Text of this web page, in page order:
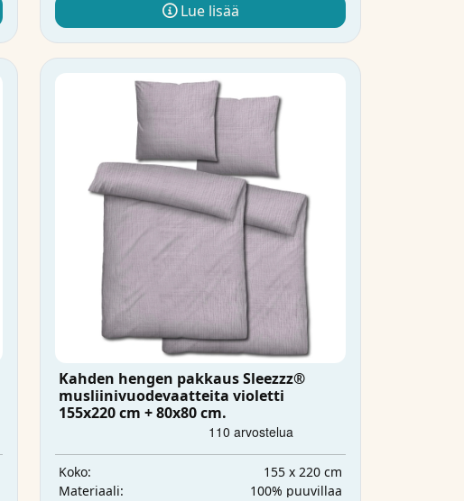
Lue lisää
Kahden hengen pakkaus Sleezzz®
musliinivuodevaatteita violetti
155x220 cm + 80x80 cm.
Koko:
155 x 220 cm
Materiaali:
100% puuvillaa